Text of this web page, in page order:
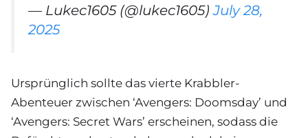
— Lukec1605 (@lukec1605)July 28,
2025
Ursprünglich sollte das vierte Krabbler-
Abenteuer zwischen ‘Avengers: Doomsday’ und
‘Avengers: Secret Wars’ erscheinen, sodass die